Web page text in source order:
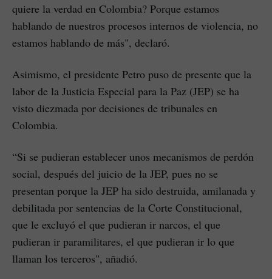
quiere la verdad en Colombia? Porque estamos
hablando de nuestros procesos internos de violencia, no
estamos hablando de más", declaró.
Asimismo, el presidente Petro puso de presente que la
labor de la Justicia Especial para la Paz (JEP) se ha
visto diezmada por decisiones de tribunales en
Colombia.
“Si se pudieran establecer unos mecanismos de perdón
social, después del juicio de la JEP, pues no se
presentan porque la JEP ha sido destruida, amilanada y
debilitada por sentencias de la Corte Constitucional,
que le excluyó el que pudieran ir narcos, el que
pudieran ir paramilitares, el que pudieran ir lo que
llaman los terceros", añadió.